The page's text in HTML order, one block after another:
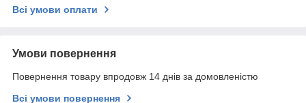
Всі умови оплати
Умови повернення
Повернення товару впродовж 14 днів за домовленістю
Всі умови повернення